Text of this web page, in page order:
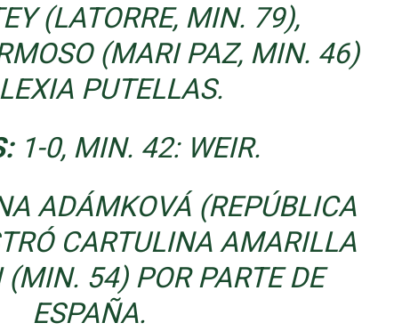
(LATORRE, MIN. 79),
(MARI PAZ, MIN. 46)
PUTELLAS.
1-0, MIN. 42: WEIR.
ADÁMKOVÁ (REPÚBLICA
CARTULINA AMARILLA
54) POR PARTE DE
ESPAÑA.